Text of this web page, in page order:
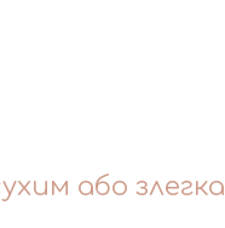
або злегка